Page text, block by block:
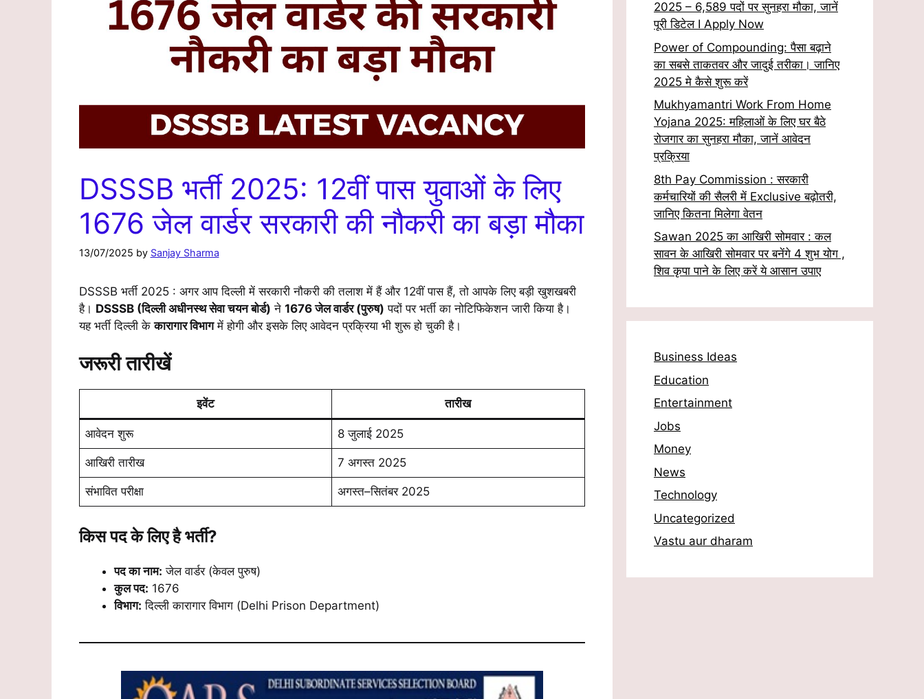
DSSSB भर्ती 2025: 12वीं पास युवाओं के लिए
1676 जेल वार्डर सरकारी की नौकरी का बड़ा मौका
13/07/2025 by Sanjay Sharma
DSSSB भर्ती 2025 : अगर आप दिल्ली में सरकारी नौकरी की तलाश में हैं और 12वीं पास हैं, तो आपके लिए बड़ी खुशखबरी
है। DSSSB (दिल्ली अधीनस्थ सेवा चयन बोर्ड) ने 1676 जेल वार्डर (पुरुष) पदों पर भर्ती का नोटिफिकेशन जारी किया है।
यह भर्ती दिल्ली केकारागार विभागमें होगी और इसके लिए आवेदन प्रक्रिया भी शुरू हो चुकी है।
जरूरी तारीखें
इवेंट तारीख
आवेदन शुरू 8 जुलाई 2025
आखिरी तारीख 7 अगस्त 2025
संभावित परीक्षा अगस्त–सितंबर 2025
किस पद के लिए है भर्ती?
पद का नाम: जेल वार्डर (केवल पुरुष)
कुल पद: 1676
विभाग: दिल्ली कारागार विभाग (Delhi Prison Department)
2025 – 6,589 पदों पर सुनहरा मौका, जानें
पूरी डिटेल I Apply Now
Power of Compounding: पैसा बढ़ाने
का सबसे ताकतवर और जादुई तरीका। जानिए
2025 मे कैसे शुरू करें
Mukhyamantri Work From Home
Yojana 2025: महिलाओं के लिए घर बैठे
रोजगार का सुनहरा मौका, जानें आवेदन
प्रक्रिया
8th Pay Commission : सरकारी
कर्मचारियों की सैलरी में Exclusive बढ़ोतरी,
जानिए कितना मिलेगा वेतन
Sawan 2025 का आखिरी सोमवार : कल
सावन के आखिरी सोमवार पर बनेंगे 4 शुभ योग ,
शिव कृपा पाने के लिए करें ये आसान उपाए
Business Ideas
Education
Entertainment
Jobs
Money
News
Technology
Uncategorized
Vastu aur dharam